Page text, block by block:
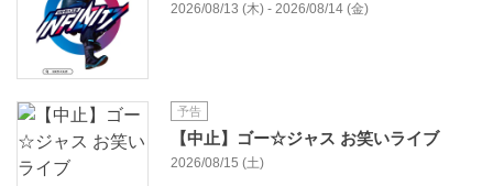
2026/08/13 (木) - 2026/08/14 (金)
予告
【中止】ゴー☆ジャス お笑いライブ
2026/08/15 (土)